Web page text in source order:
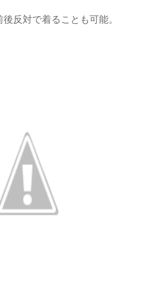
反対で着ることも可能。